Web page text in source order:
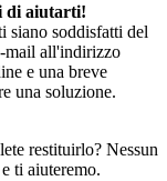
di aiutarti!
siano soddisfatti del
mail all'indirizzo
e una breve
una soluzione.
restituirlo? Nessun
ti aiuteremo.